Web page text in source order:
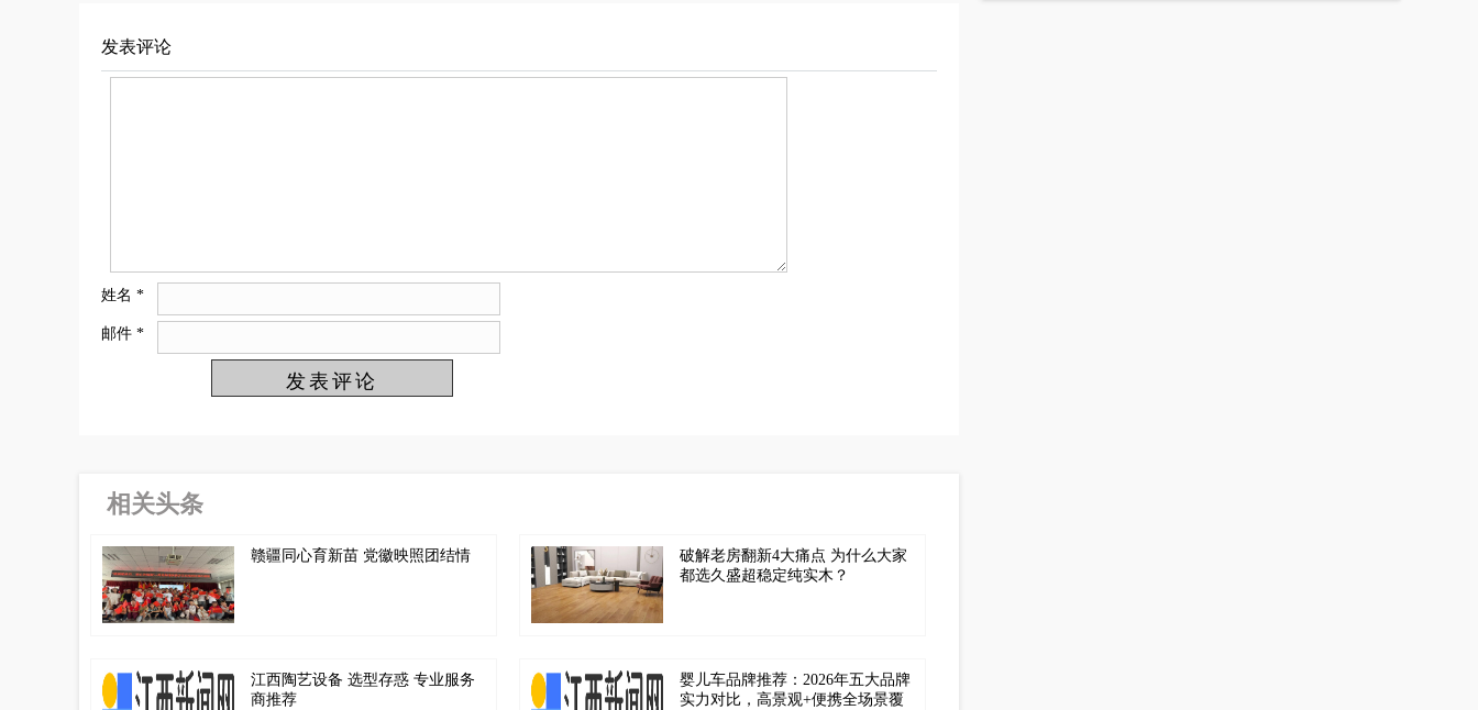
发表评论
姓名 *
邮件 *
相关头条
赣疆同心育新苗 党徽映照团结情
破解老房翻新4大痛点 为什么大家
都选久盛超稳定纯实木？
江西陶艺设备 选型存惑 专业服务
商推荐
婴儿车品牌推荐：2026年五大品牌
实力对比，高景观+便携全场景覆